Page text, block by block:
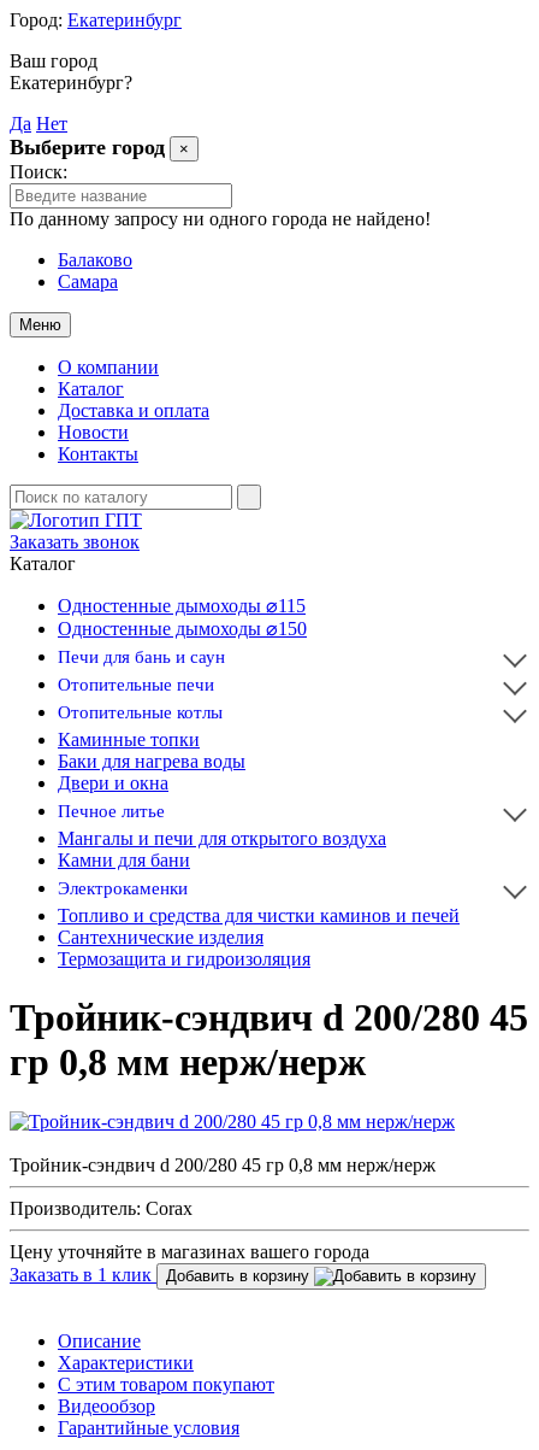
Город: Екатеринбург
Ваш город
Екатеринбург?
Да Нет
Выберите город ×
Поиск:
По данному запросу ни одного города не найдено!
Балаково
Самара
Меню
О компании
Каталог
Доставка и оплата
Новости
Контакты
Заказать звонок
Каталог
Одностенные дымоходы ⌀115
Одностенные дымоходы ⌀150
Печи для бань и саун
Отопительные печи
Отопительные котлы
Каминные топки
Баки для нагрева воды
Двери и окна
Печное литье
Мангалы и печи для открытого воздуха
Камни для бани
Электрокаменки
Топливо и средства для чистки каминов и печей
Сантехнические изделия
Термозащита и гидроизоляция
Тройник-сэндвич d 200/280 45
гр 0,8 мм нерж/нерж
Тройник-сэндвич d 200/280 45 гр 0,8 мм нерж/нерж
Производитель: Corax
Цену уточняйте в магазинах вашего города
Заказать в 1 клик
Добавить в корзину
Описание
Характеристики
С этим товаром покупают
Видеообзор
Гарантийные условия